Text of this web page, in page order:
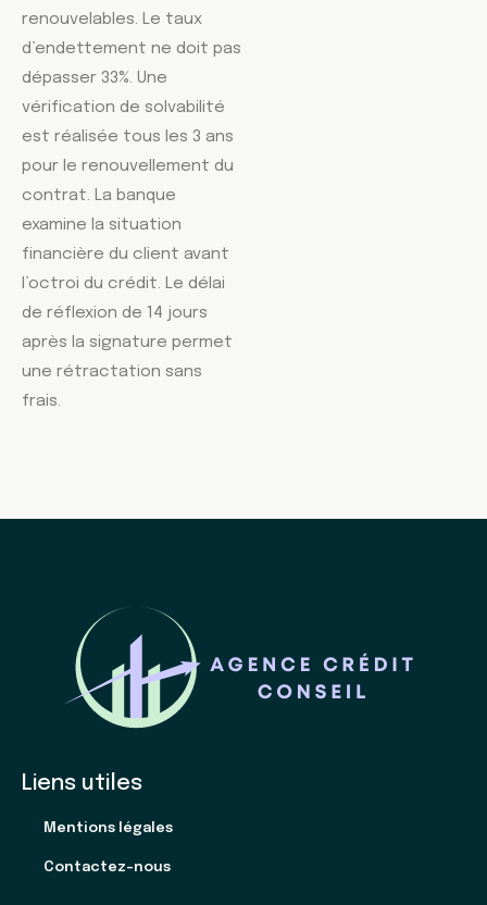
renouvelables. Le taux
d’endettement ne doit pas
dépasser 33%. Une
vérification de solvabilité
est réalisée tous les 3 ans
pour le renouvellement du
contrat. La banque
examine la situation
financière du client avant
l’octroi du crédit. Le délai
de réflexion de 14 jours
après la signature permet
une rétractation sans
frais.
Liens utiles
Mentions légales
Contactez-nous